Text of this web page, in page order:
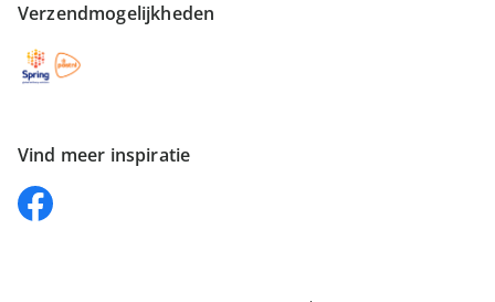
Verzendmogelijkheden
Vind meer inspiratie